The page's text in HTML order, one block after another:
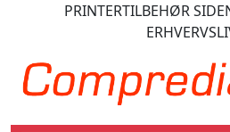
PRINTERTILBEHØR